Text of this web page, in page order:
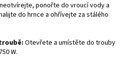
ponořte do vroucí vody a
do hrnce a ohřívejte za stálého
Otevřete a umístěte do trouby
W.